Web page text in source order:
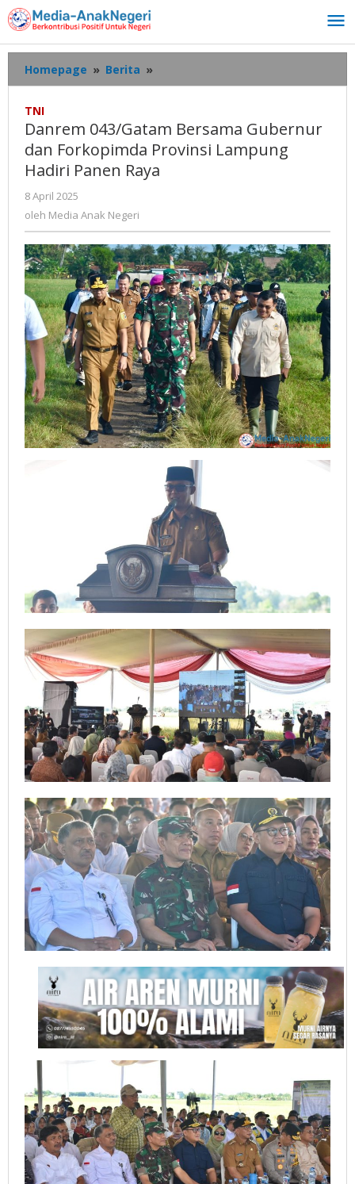
Lewati
ke
konten
Homepage » Berita »
043/Gatam
dan
Forkopimda
Provinsi
Raya
TNI
Danrem 043/Gatam Bersama Gubernur
dan Forkopimda Provinsi Lampung
Hadiri Panen Raya
8 April 2025
Media
oleh Media Anak Negeri